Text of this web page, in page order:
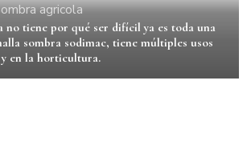
agricola
no tiene por qué ser difícil ya es toda una
sombra sodimac, tiene múltiples usos
en la horticultura.